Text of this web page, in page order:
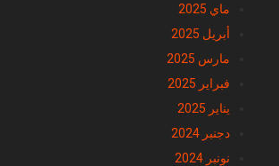
ماي 2025
أبريل 2025
مارس 2025
فبراير 2025
يناير 2025
دجنبر 2024
نونبر 2024